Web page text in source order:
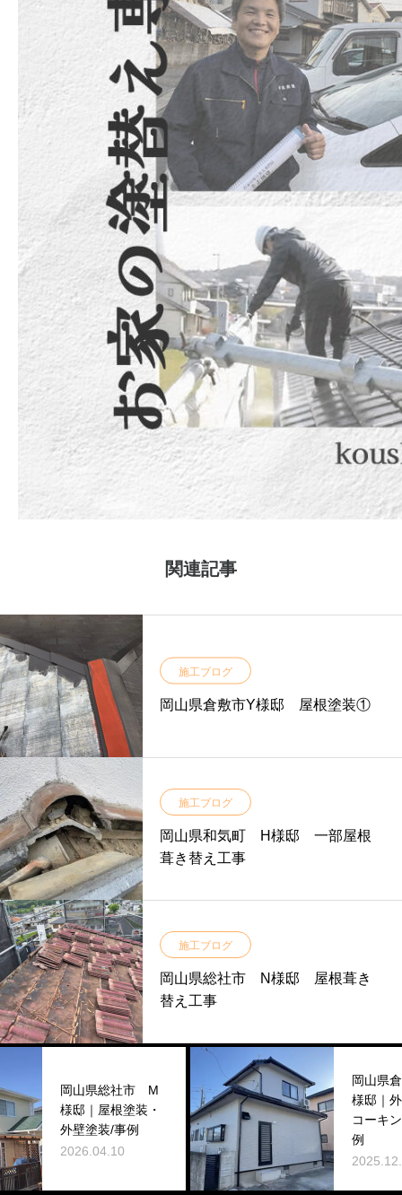
関連記事
施工ブログ
岡山県倉敷市Y様邸 屋根塗装①
施工ブログ
岡山県和気町 H様邸 一部屋根
葺き替え工事
施工ブログ
岡山県総社市 N様邸 屋根葺き
替え工事
岡山県総社市 M
様邸｜屋根塗装・
外壁塗装/事例
2026.04.10
岡山県倉敷市
様邸｜外壁塗装
コーキング工事/
例
2025.12.28